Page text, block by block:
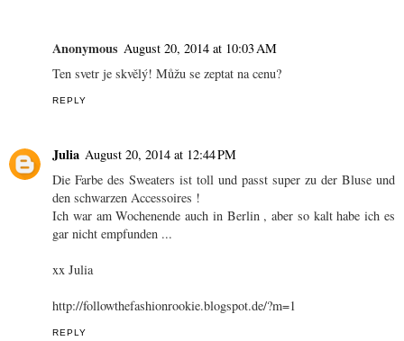
Anonymous August 20, 2014 at 10:03 AM
Ten svetr je skvělý! Můžu se zeptat na cenu?
REPLY
Julia August 20, 2014 at 12:44 PM
Die Farbe des Sweaters ist toll und passt super zu der Bluse und
den schwarzen Accessoires !
Ich war am Wochenende auch in Berlin , aber so kalt habe ich es
gar nicht empfunden ...
xx Julia
http://followthefashionrookie.blogspot.de/?m=1
REPLY